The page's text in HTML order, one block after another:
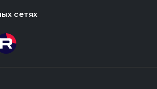
сетях